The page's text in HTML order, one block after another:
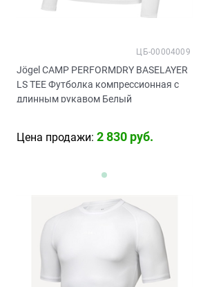
Jögel CAMP PERFORMDRY BASELAYER
LS TEE Футболка компрессионная с
длинным рукавом Белый
ЦБ-00004009
Цена продажи: 2 830 руб.